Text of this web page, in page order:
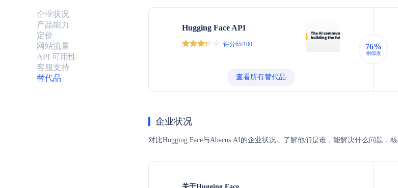
企业状况
产品能力
定价
网站流量
API 可用性
客服支持
替代品
Hugging Face API
评分65/100
查看所有替代品
76%
相似度
企业状况
对比Hugging Face与Abacus.AI的企业状况。了解他们是谁，能解决什么问题